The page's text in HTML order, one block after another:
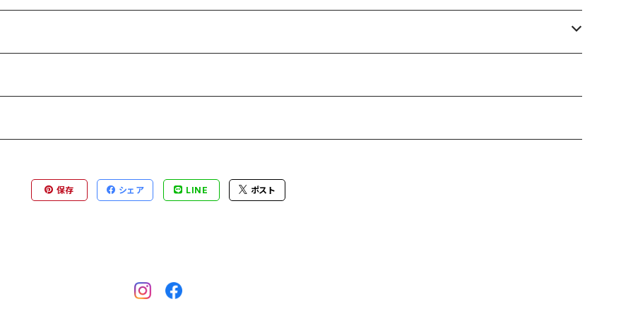
保存 シェア LINE ポスト